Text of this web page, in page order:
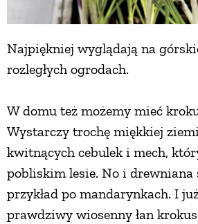
Najpiękniej wyglądają na
rozległych ogrodach.
W domu też możemy mieć
Wystarczy trochę miękkiej
kwitnących cebulek i mech,
pobliskim lesie. No i drewniana
przykład po mandarynkach. I
prawdziwy wiosenny łan